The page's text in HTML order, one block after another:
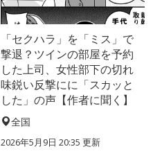
「セクハラ」を「ミス」で
撃退？ツインの部屋を予約
した上司、女性部下の切れ
味鋭い反撃にに「スカッと
した」の声【作者に聞く】
全国
2026年5月9日 20:35 更新